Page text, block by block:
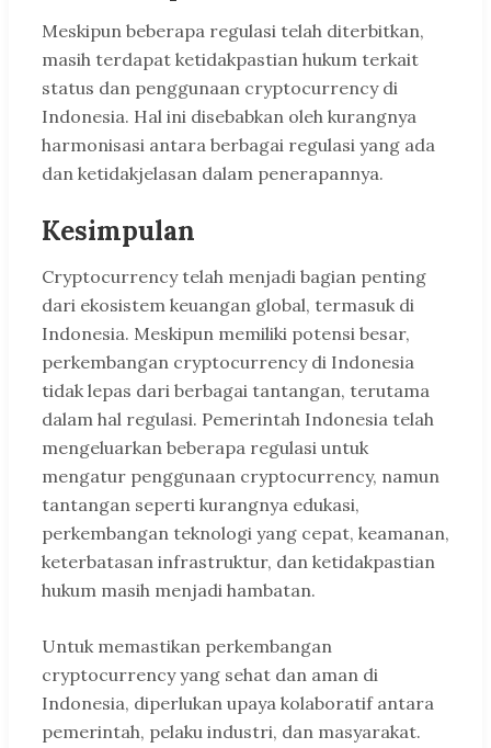
Meskipun beberapa regulasi telah diterbitkan,
masih terdapat ketidakpastian hukum terkait
status dan penggunaan cryptocurrency di
Indonesia. Hal ini disebabkan oleh kurangnya
harmonisasi antara berbagai regulasi yang ada
dan ketidakjelasan dalam penerapannya.
Kesimpulan
Cryptocurrency telah menjadi bagian penting
dari ekosistem keuangan global, termasuk di
Indonesia. Meskipun memiliki potensi besar,
perkembangan cryptocurrency di Indonesia
tidak lepas dari berbagai tantangan, terutama
dalam hal regulasi. Pemerintah Indonesia telah
mengeluarkan beberapa regulasi untuk
mengatur penggunaan cryptocurrency, namun
tantangan seperti kurangnya edukasi,
perkembangan teknologi yang cepat, keamanan,
keterbatasan infrastruktur, dan ketidakpastian
hukum masih menjadi hambatan.
Untuk memastikan perkembangan
cryptocurrency yang sehat dan aman di
Indonesia, diperlukan upaya kolaboratif antara
pemerintah, pelaku industri, dan masyarakat.